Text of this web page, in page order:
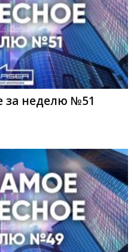
за неделю №51